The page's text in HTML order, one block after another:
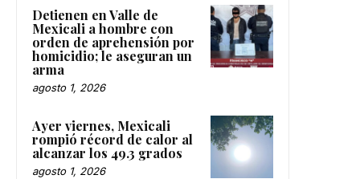
Detienen en Valle de
Mexicali a hombre con
orden de aprehensión por
homicidio; le aseguran un
arma
agosto 1, 2026
Ayer viernes, Mexicali
rompió récord de calor al
alcanzar los 49.3 grados
agosto 1, 2026